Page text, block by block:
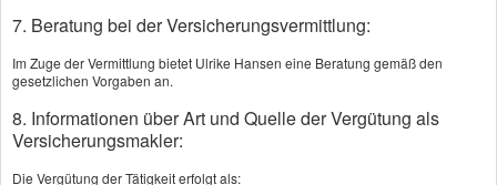
Sofern beim Vertragsabschluss eine
Nachversicherungsgarantie vereinbart wurde,
können Sie den bestehenden Schutz zum
Beispiel bei Heirat, Geburt eines Kindes oder
Immobilienerwerb ohne erneute
Gesundheitsprüfung erhöhen, damit eine
7. Beratung bei der Versicherungsvermittlung:
Im Zuge der Vermittlung bietet Ulrike Hansen eine Beratung gemäß den
gesetzlichen Vorgaben an.
8. Informationen über Art und Quelle der Vergütung als
Versicherungsmakler:
Die Vergütung der Tätigkeit erfolgt als: